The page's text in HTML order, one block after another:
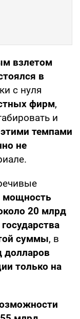
взлетом
в
с нуля
фирм,
и
темпами
не
20 млрд
суммы, в
долларов
только на